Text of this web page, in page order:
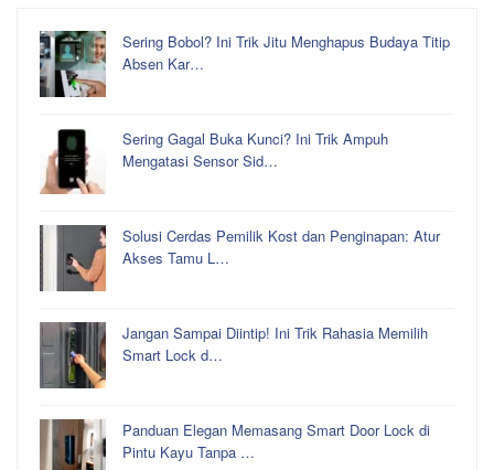
Sering Bobol? Ini Trik Jitu Menghapus Budaya Titip
Absen Kar…
Sering Gagal Buka Kunci? Ini Trik Ampuh
Mengatasi Sensor Sid…
Solusi Cerdas Pemilik Kost dan Penginapan: Atur
Akses Tamu L…
Jangan Sampai Diintip! Ini Trik Rahasia Memilih
Smart Lock d…
Panduan Elegan Memasang Smart Door Lock di
Pintu Kayu Tanpa …